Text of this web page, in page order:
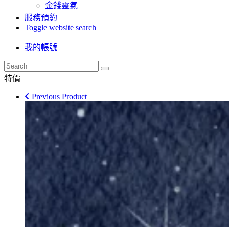
金錢靈氣
服務預約
Toggle website search
我的帳號
特價
Previous Product